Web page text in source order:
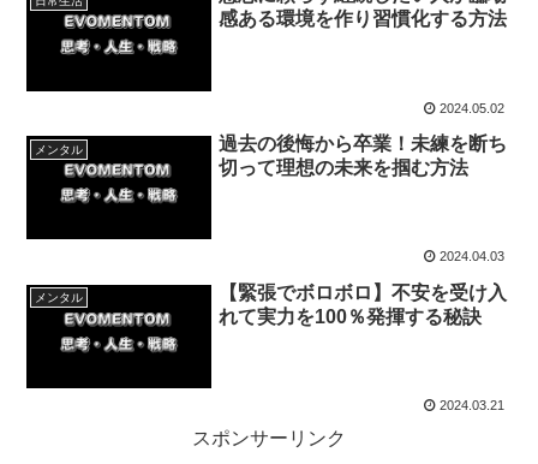
感ある環境を作り習慣化する方法
2024.05.02
メンタル
過去の後悔から卒業！未練を断ち
切って理想の未来を掴む方法
2024.04.03
メンタル
【緊張でボロボロ】不安を受け入
れて実力を100％発揮する秘訣
2024.03.21
スポンサーリンク